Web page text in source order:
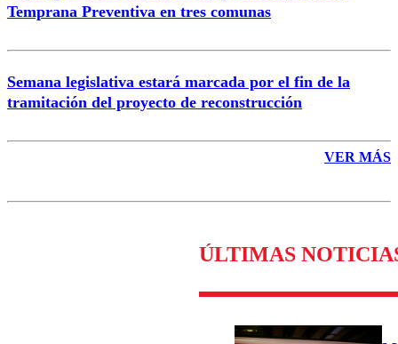
Temprana Preventiva en tres comunas
Semana legislativa estará marcada por el fin de la
tramitación del proyecto de reconstrucción
VER MÁS
ÚLTIMAS